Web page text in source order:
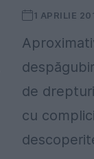
1 APRILIE
de
cu